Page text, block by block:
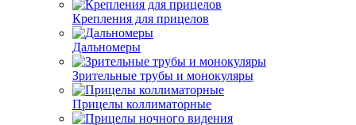
Крепления для прицелов
Дальномеры
Зрительные трубы и монокуляры
Прицелы коллиматорные